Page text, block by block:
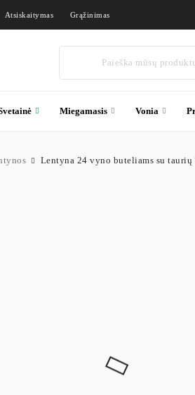
Atsiskaitymas Grąžinimas
Miegamasis Vonia
Lentyna 24 vyno buteliams su